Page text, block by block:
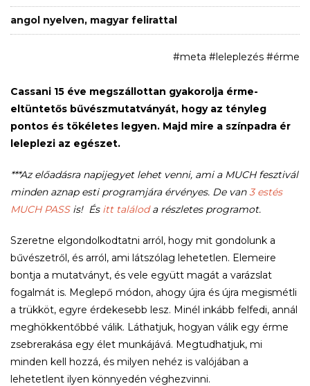
angol nyelven, magyar felirattal
#meta #leleplezés #érme
Cassani 15 éve megszállottan gyakorolja érme-
eltüntetős bűvészmutatványát, hogy az tényleg
pontos és tökéletes legyen. Majd mire a színpadra ér
leleplezi az egészet.
***Az előadásra napijegyet lehet venni, ami a MUCH fesztivál
minden aznap esti programjára érvényes. De van3 estés
MUCH PASSis! És itt találoda részletes programot.
Szeretne elgondolkodtatni arról, hogy mit gondolunk a
bűvészetről, és arról, ami látszólag lehetetlen. Elemeire
bontja a mutatványt, és vele együtt magát a varázslat
fogalmát is. Meglepő módon, ahogy újra és újra megismétli
a trükköt, egyre érdekesebb lesz. Minél inkább felfedi, annál
meghökkentőbbé válik. Láthatjuk, hogyan válik egy érme
zsebrerakása egy élet munkájává. Megtudhatjuk, mi
minden kell hozzá, és milyen nehéz is valójában a
lehetetlent ilyen könnyedén véghezvinni.